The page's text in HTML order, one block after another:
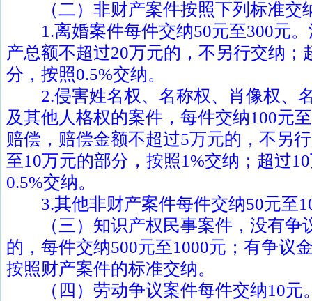
（二）非财产案件按照下列标准交
1.离婚案件每件交纳50元至300元
产总额不超过20万元的，不另行交纳；
分，按照0.5%交纳。
2.侵害姓名权、名称权、肖像权、
及其他人格权的案件，每件交纳100元至
赔偿，赔偿金额不超过5万元的，不另
至10万元的部分，按照1%交纳；超过10
0.5%交纳。
3.其他非财产案件每件交纳50元至
（三）知识产权民事案件，没有争
的，每件交纳500元至1000元；有争议
按照财产案件的标准交纳。
（四）劳动争议案件每件交纳10元